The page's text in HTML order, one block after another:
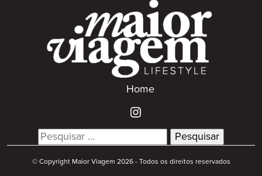
Home
Search
for:
© Copyright Maior Viagem 2026 - Todos os direitos reservados